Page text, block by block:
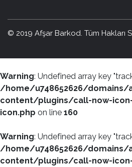
© 2019 Afşar Barkod. Tüm Hakları
Warning: Undefined array key
/home/u748652626/
content/plugins/call-now-
icon.php on line 160
Warning: Undefined array key
/home/u748652626/
content/plugins/call-now-